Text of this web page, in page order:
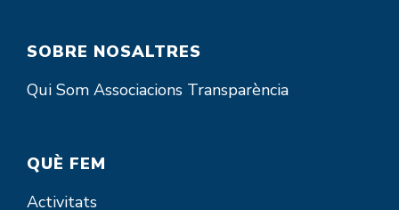
SOBRE NOSALTRES
Qui Som Associacions Transparència
QUÈ FEM
Activitats